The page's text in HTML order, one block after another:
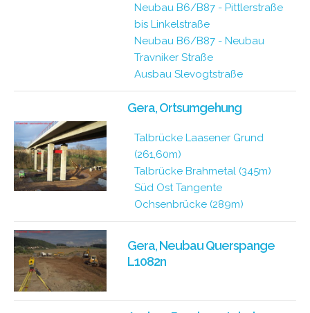
Neubau B6/B87 - Pittlerstraße
bis Linkelstraße
Neubau B6/B87 - Neubau
Travniker Straße
Ausbau Slevogtstraße
Gera, Ortsumgehung
Talbrücke Laasener Grund
(261,60m)
Talbrücke Brahmetal (345m)
Süd Ost Tangente
Ochsenbrücke (289m)
Gera, Neubau Querspange
L1082n